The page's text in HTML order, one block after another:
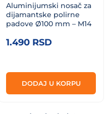
Aluminijumski nosač za
dijamantske polirne
padove Ø100 mm – M14
1.490 RSD
DODAJ U KORPU